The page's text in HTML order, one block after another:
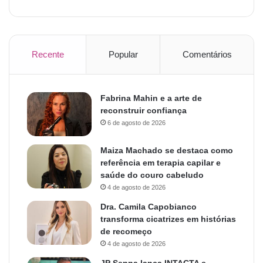
Recente Popular Comentários
Fabrina Mahin e a arte de
reconstruir confiança
6 de agosto de 2026
Maiza Machado se destaca como
referência em terapia capilar e
saúde do couro cabeludo
4 de agosto de 2026
Dra. Camila Capobianco
transforma cicatrizes em histórias
de recomeço
4 de agosto de 2026